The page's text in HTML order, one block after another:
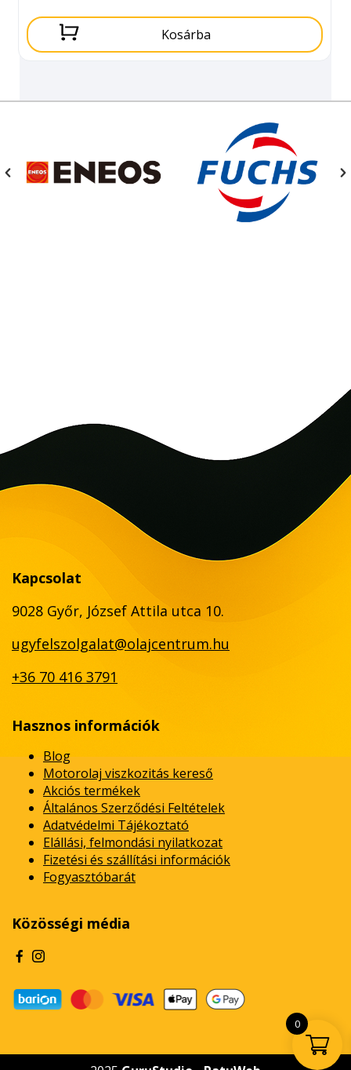
Kosárba
Kapcsolat
9028 Győr, József Attila utca 10.
ugyfelszolgalat@olajcentrum.hu
+36 70 416 3791
Hasznos információk
Blog
Motorolaj viszkozitás kereső
Akciós termékek
Általános Szerződési Feltételek
Adatvédelmi Tájékoztató
Elállási, felmondási nyilatkozat
Fizetési és szállítási információk
Fogyasztóbarát
Közösségi média
0